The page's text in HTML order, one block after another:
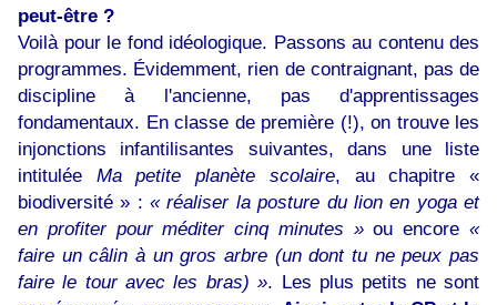
peut-être ?
Voilà pour le fond idéologique. Passons au contenu des
programmes. Évidemment, rien de contraignant, pas de
discipline à l'ancienne, pas d'apprentissages
fondamentaux. En classe de première (!), on trouve les
injonctions infantilisantes suivantes, dans une liste
intitulée Ma petite planète scolaire, au chapitre «
biodiversité » :« réaliser la posture du lion en yoga et
en profiter pour méditer cinq minutes »ou encore«
faire un câlin à un gros arbre (un dont tu ne peux pas
faire le tour avec les bras) ». Les plus petits ne sont